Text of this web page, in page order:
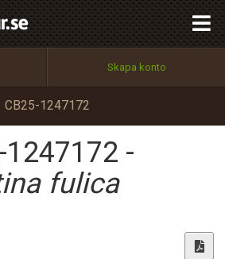
Skapa konto
CB25-1247172
1247172 -
fulica
Utför
100%
OK
Tillbaka till förstasidan